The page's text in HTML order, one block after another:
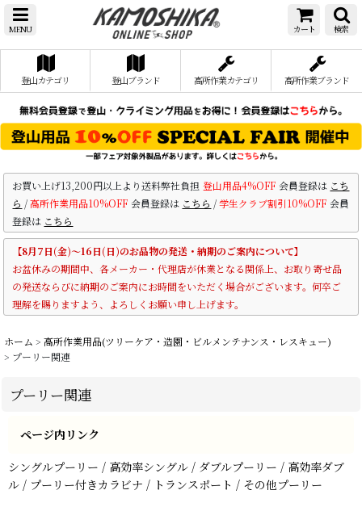
MENU カート 検索
登山カテゴリ 登山ブランド 高所作業カテゴリ 高所作業ブランド
お買い上げ13,200円以上より送料弊社負担 登山用品4%OFF 会員登録は こち
ら /高所作業用品10%OFF 会員登録は こちら /学生クラブ割引10%OFF 会員
登録は こちら
【8月7日(金)～16日(日)のお品物の発送・納期のご案内について】
お盆休みの期間中、各メーカー・代理店が休業となる関係上、お取り寄せ品
の発送ならびに納期のご案内にお時間をいただく場合がございます。何卒ご
理解を賜りますよう、よろしくお願い申し上げます。
ホーム > 高所作業用品(ツリーケア・造園・ビルメンテナンス・レスキュー)
> プーリー関連
プーリー関連
ページ内リンク
シングルプーリー / 高効率シングル / ダブルプーリー / 高効率ダブ
ル / プーリー付きカラビナ / トランスポート / その他プーリー